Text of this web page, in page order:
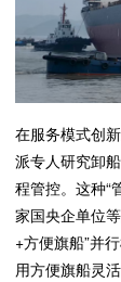
在服务模式创
派专人研究卸
程管控。这种“
家国央企单位
+方便旗船”并
用方便旗船灵